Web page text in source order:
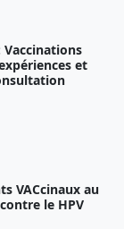
Vaccinations
et
VACcinaux au
le HPV